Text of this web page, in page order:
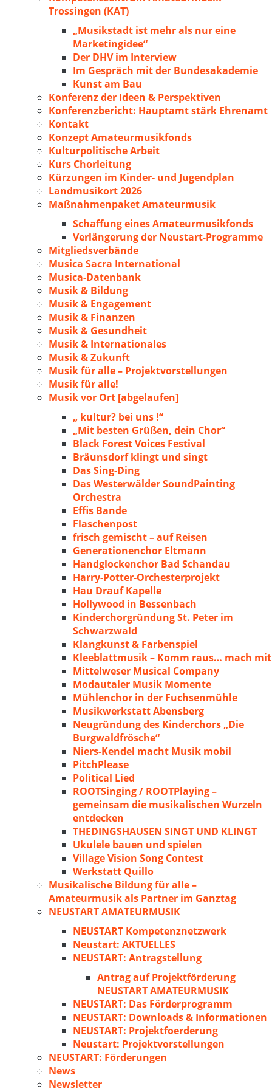
Trossingen (KAT)
„Musikstadt ist mehr als nur eine
Marketingidee“
Der DHV im Interview
Im Gespräch mit der Bundesakademie
Kunst am Bau
Konferenz der Ideen & Perspektiven
Konferenzbericht: Hauptamt stärk Ehrenamt
Kontakt
Konzept Amateurmusikfonds
Kulturpolitische Arbeit
Kurs Chorleitung
Kürzungen im Kinder- und Jugendplan
Landmusikort 2026
Maßnahmenpaket Amateurmusik
Schaffung eines Amateurmusikfonds
Verlängerung der Neustart-Programme
Mitgliedsverbände
Musica Sacra International
Musica-Datenbank
Musik & Bildung
Musik & Engagement
Musik & Finanzen
Musik & Gesundheit
Musik & Internationales
Musik & Zukunft
Musik für alle – Projektvorstellungen
Musik für alle!
Musik vor Ort [abgelaufen]
„ kultur? bei uns !“
„Mit besten Grüßen, dein Chor“
Black Forest Voices Festival
Bräunsdorf klingt und singt
Das Sing-Ding
Das Westerwälder SoundPainting
Orchestra
Effis Bande
Flaschenpost
frisch gemischt – auf Reisen
Generationenchor Eltmann
Handglockenchor Bad Schandau
Harry-Potter-Orchesterprojekt
Hau Drauf Kapelle
Hollywood in Bessenbach
Kinderchorgründung St. Peter im
Schwarzwald
Klangkunst & Farbenspiel
Kleeblattmusik – Komm raus… mach mit
Mittelweser Musical Company
Modautaler Musik Momente
Mühlenchor in der Fuchsenmühle
Musikwerkstatt Abensberg
Neugründung des Kinderchors „Die
Burgwaldfrösche“
Niers-Kendel macht Musik mobil
PitchPlease
Political Lied
ROOTSinging / ROOTPlaying –
gemeinsam die musikalischen Wurzeln
entdecken
THEDINGSHAUSEN SINGT UND KLINGT
Ukulele bauen und spielen
Village Vision Song Contest
Werkstatt Quillo
Musikalische Bildung für alle –
Amateurmusik als Partner im Ganztag
NEUSTART AMATEURMUSIK
NEUSTART Kompetenznetzwerk
Neustart: AKTUELLES
NEUSTART: Antragstellung
Antrag auf Projektförderung
NEUSTART AMATEURMUSIK
NEUSTART: Das Förderprogramm
NEUSTART: Downloads & Informationen
NEUSTART: Projektfoerderung
Neustart: Projektvorstellungen
NEUSTART: Förderungen
News
Newsletter